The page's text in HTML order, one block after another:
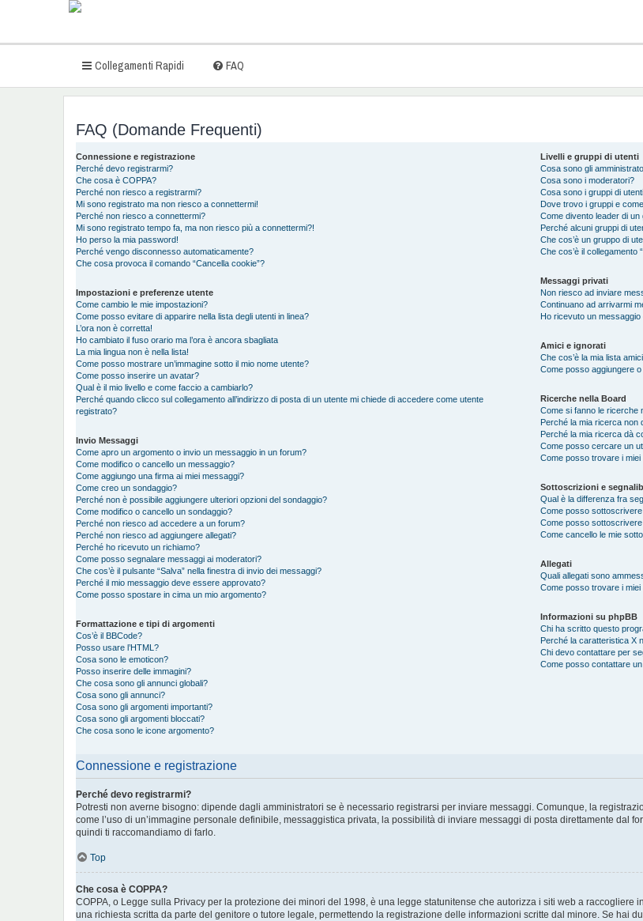
Collegamenti Rapidi FAQ
FAQ (Domande Frequenti)
Connessione e registrazione
Perché devo registrarmi?
Che cosa è COPPA?
Perché non riesco a registrarmi?
Mi sono registrato ma non riesco a connettermi!
Perché non riesco a connettermi?
Mi sono registrato tempo fa, ma non riesco più a connettermi?!
Ho perso la mia password!
Perché vengo disconnesso automaticamente?
Che cosa provoca il comando “Cancella cookie”?
Impostazioni e preferenze utente
Come cambio le mie impostazioni?
Come posso evitare di apparire nella lista degli utenti in linea?
L’ora non è corretta!
Ho cambiato il fuso orario ma l’ora è ancora sbagliata
La mia lingua non è nella lista!
Come posso mostrare un’immagine sotto il mio nome utente?
Come posso inserire un avatar?
Qual è il mio livello e come faccio a cambiarlo?
Perché quando clicco sul collegamento all’indirizzo di posta di un utente mi chiede di accedere come utente
registrato?
Invio Messaggi
Come apro un argomento o invio un messaggio in un forum?
Come modifico o cancello un messaggio?
Come aggiungo una firma ai miei messaggi?
Come creo un sondaggio?
Perché non è possibile aggiungere ulteriori opzioni del sondaggio?
Come modifico o cancello un sondaggio?
Perché non riesco ad accedere a un forum?
Perché non riesco ad aggiungere allegati?
Perché ho ricevuto un richiamo?
Come posso segnalare messaggi ai moderatori?
Che cos’è il pulsante “Salva” nella finestra di invio dei messaggi?
Perché il mio messaggio deve essere approvato?
Come posso spostare in cima un mio argomento?
Formattazione e tipi di argomenti
Cos’è il BBCode?
Posso usare l’HTML?
Cosa sono le emoticon?
Posso inserire delle immagini?
Che cosa sono gli annunci globali?
Cosa sono gli annunci?
Cosa sono gli argomenti importanti?
Cosa sono gli argomenti bloccati?
Che cosa sono le icone argomento?
Livelli e gruppi di utenti
Cosa sono gli
Cosa sono i moderatori?
Cosa sono i gruppi di
Dove trovo i gruppi e
Come divento leader di un
Perché alcuni gruppi di
Che cos’è un gruppo di
Che cos’è il collegamento
Messaggi privati
Non riesco ad inviare
Continuano ad arrivarmi
Ho ricevuto un
Amici e ignorati
Che cos’è la mia lista
Come posso aggiungere
Ricerche nella Board
Come si fanno le ricerche
Perché la mia ricerca non
Perché la mia ricerca dà
Come posso cercare un
Come posso trovare i
Sottoscrizioni e
Qual è la differenza fra
Come posso
Come posso
Come cancello le mie
Allegati
Quali allegati sono
Come posso trovare i miei
Informazioni su phpBB
Chi ha scritto questo
Perché la caratteristica X
Chi devo contattare per
Come posso contattare
Connessione e registrazione
Perché devo registrarmi?
Potresti non averne bisogno: dipende dagli amministratori se è necessario registrarsi per inviare messaggi. Comunque, la
come l’uso di un’immagine personale definibile, messaggistica privata, la possibilità di inviare messaggi di posta direttamente dal
quindi ti raccomandiamo di farlo.
Top
Che cosa è COPPA?
COPPA, o Legge sulla Privacy per la protezione dei minori del 1998, è una legge statunitense che autorizza i siti web a
una richiesta scritta da parte del genitore o tutore legale, permettendo la registrazione delle informazioni scritte dal minore. Se hai